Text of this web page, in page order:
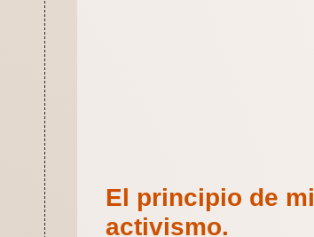
El principio de mi
activismo.